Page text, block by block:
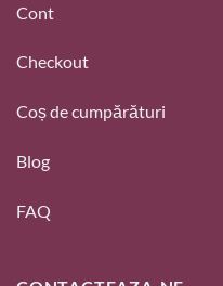
Cont
Checkout
Coș de cumpărături
Blog
FAQ